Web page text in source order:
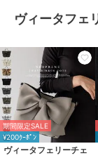
期間限定セール開催中
ブランド
ショップ
商品カテゴリ
性別タイプ
カラー
ヴィータフェ
期間限定SALE
¥200ｸｰﾎﾟﾝ
ヴィータフェリーチェ